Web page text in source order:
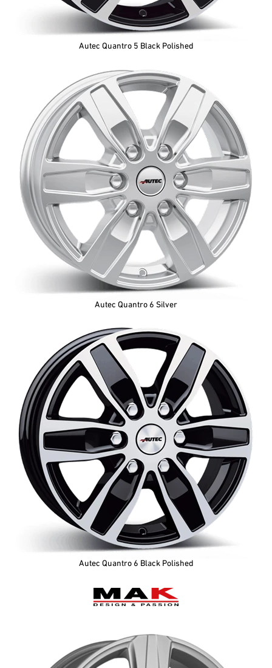
Autec Quantro 5 Black Polished
Autec Quantro 6 Silver
Autec Quantro 6 Black Polished